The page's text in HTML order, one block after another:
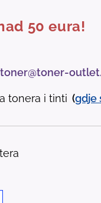
50 eura!
toner@toner-
tonera i tinti (gdje